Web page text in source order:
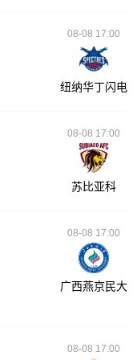
08-08 17:00
纽纳华丁闪电
08-08 17:00
苏比亚科
08-08 17:00
广西燕京民大
08-08 17:00